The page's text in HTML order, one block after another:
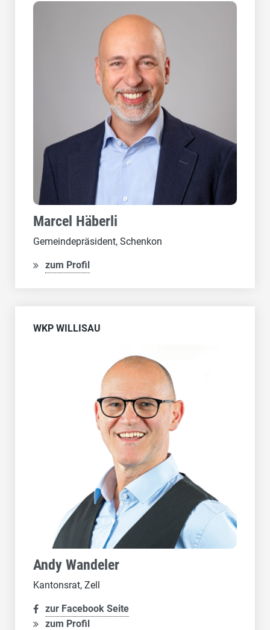
Marcel Häberli
Gemeindepräsident, Schenkon
zum Profil
WKP WILLISAU
Andy Wandeler
Kantonsrat, Zell
zur Facebook Seite
zum Profil